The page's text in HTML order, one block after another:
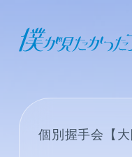
個別握手会【